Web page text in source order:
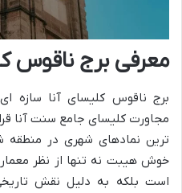
معرفی برج ناقوس
برج ناقوس کلیسای آنا سازه
مجاورت کلیسای جامع سنت آنا
ترین نمادهای شهری در منطقه
خوش هیبت نه تنها از نظر
است بلکه به دلیل نقش